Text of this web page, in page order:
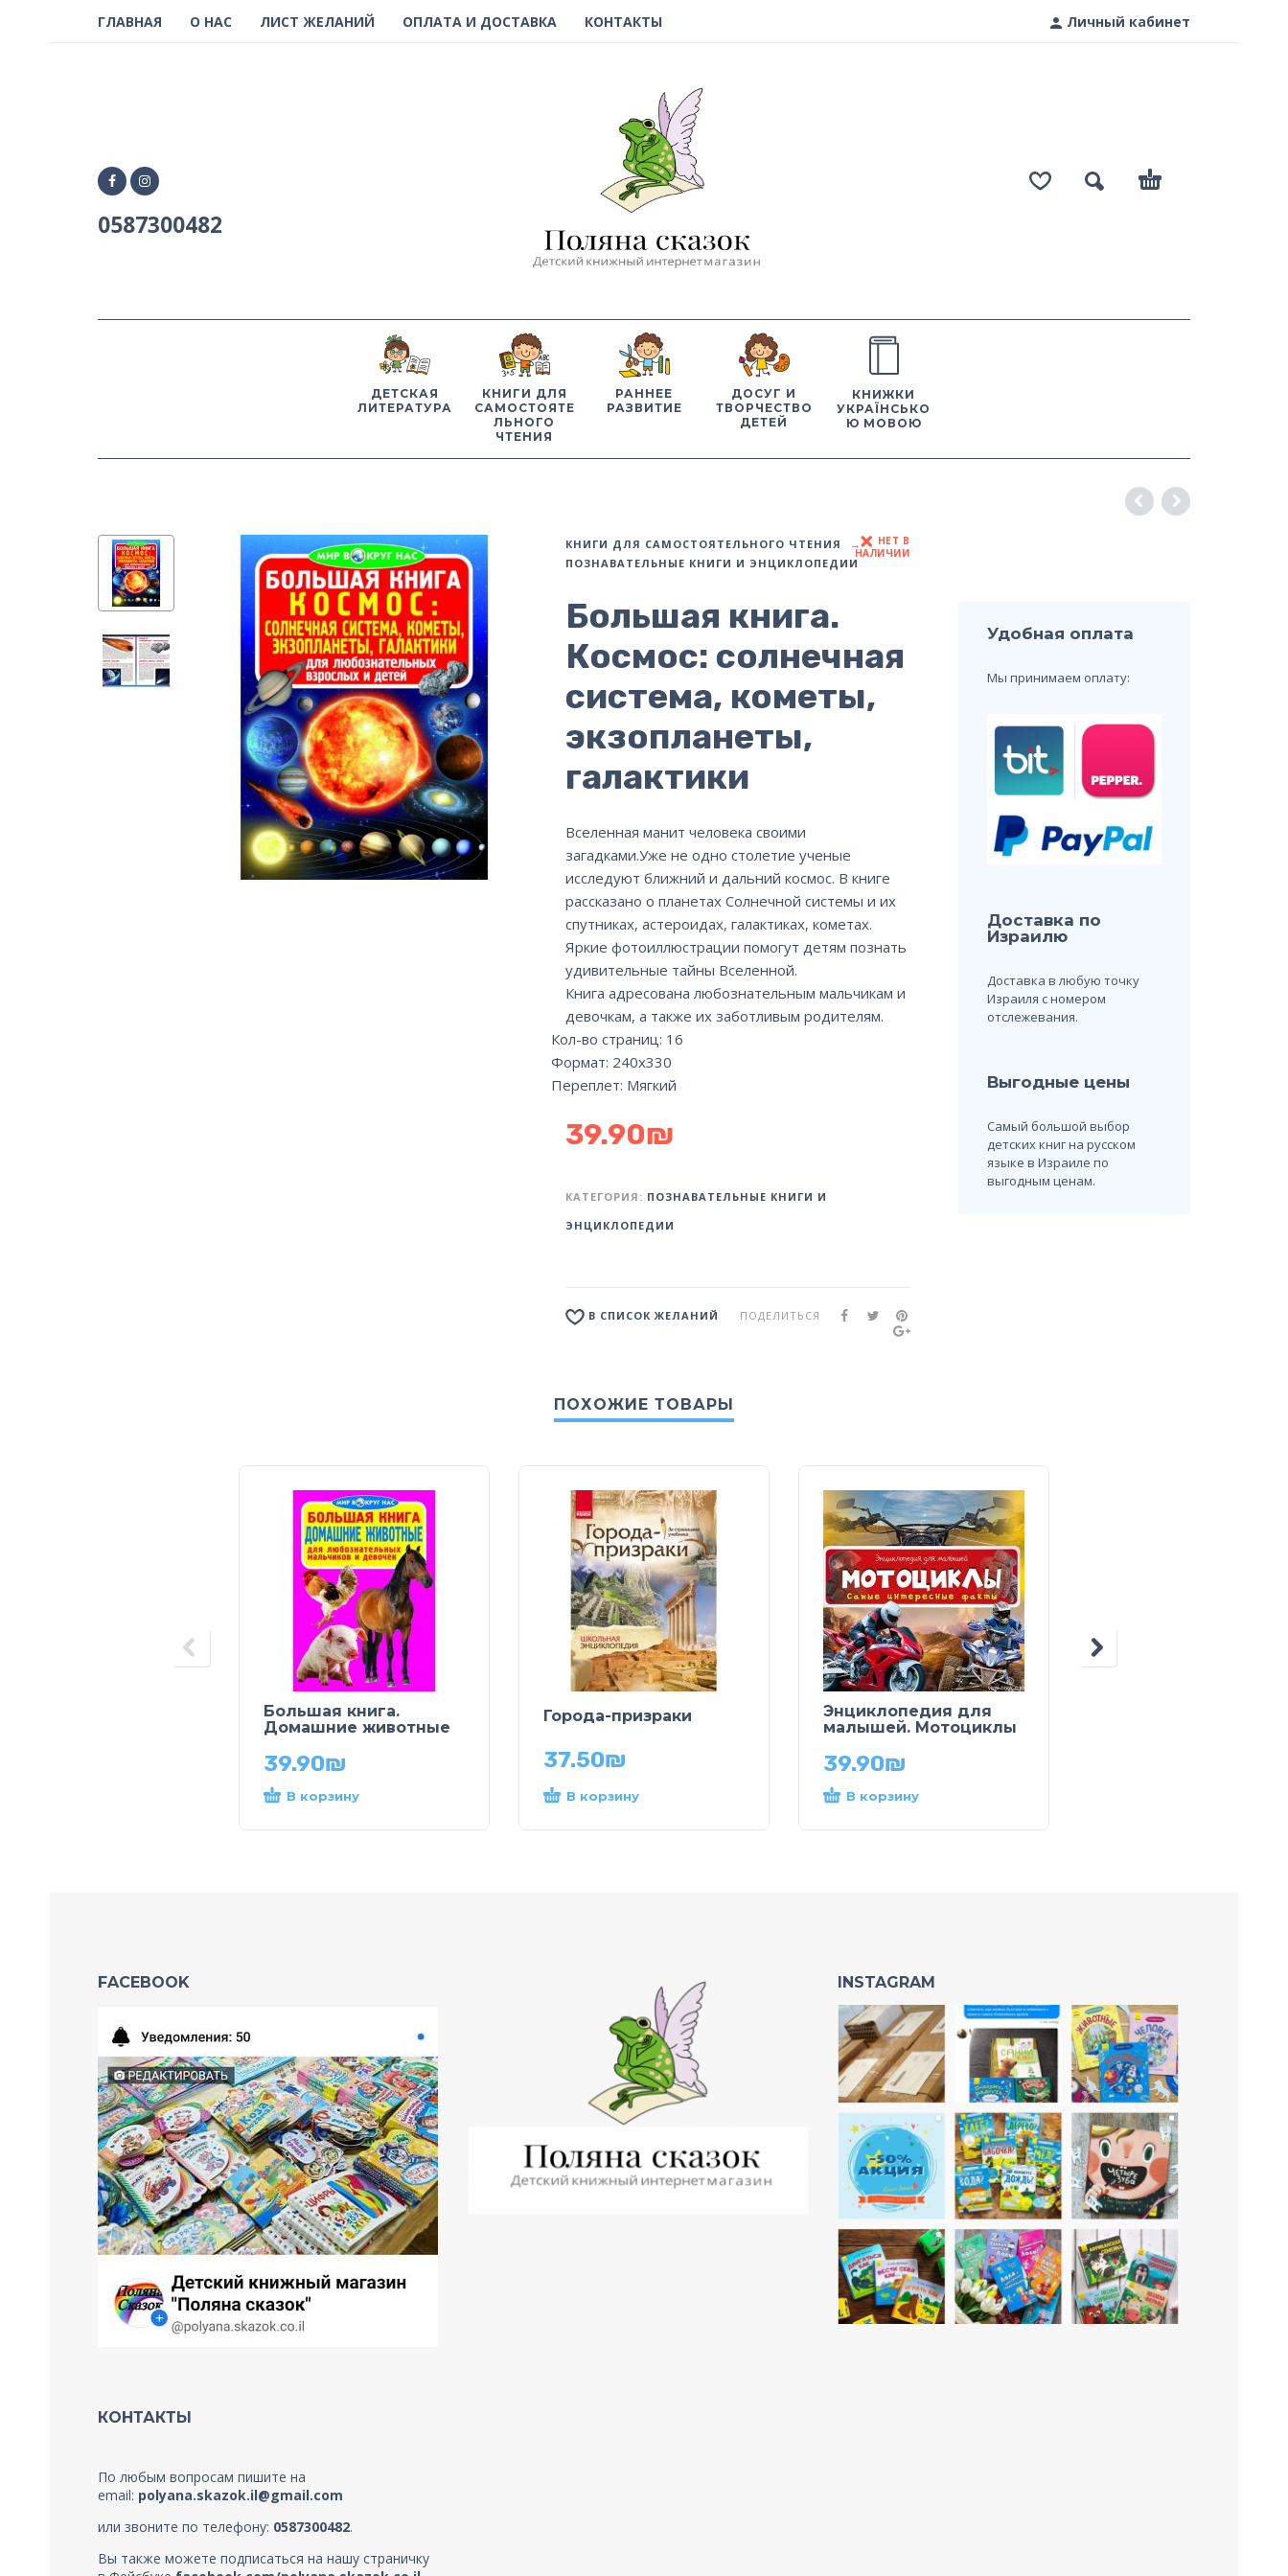
Личный кабинет
ГЛАВНАЯ О НАС ЛИСТ ЖЕЛАНИЙ ОПЛАТА И ДОСТАВКА КОНТАКТЫ
0587300482
ДЕТСКАЯ
ЛИТЕРАТУРА
КНИГИ ДЛЯ
САМОСТОЯТЕ
ЛЬНОГО
ЧТЕНИЯ
РАННЕЕ
РАЗВИТИЕ
ДОСУГ И
ТВОРЧЕСТВО
ДЕТЕЙ
КНИЖКИ
УКРАЇНСЬКО
Ю МОВОЮ
КНИГИ ДЛЯ САМОСТОЯТЕЛЬНОГО ЧТЕНИЯ
ПОЗНАВАТЕЛЬНЫЕ КНИГИ И ЭНЦИКЛОПЕДИИ
НЕТ В
НАЛИЧИИ
Большая книга.
Космос: солнечная
система, кометы,
экзопланеты,
галактики
Вселенная манит человека своими
загадками.Уже не одно столетие ученые
исследуют ближний и дальний космос. В книге
рассказано о планетах Солнечной системы и их
спутниках, астероидах, галактиках, кометах.
Яркие фотоиллюстрации помогут детям познать
удивительные тайны Вселенной.
Книга адресована любознательным мальчикам и
девочкам, а также их заботливым родителям.
Кол-во страниц: 16
Формат: 240х330
Переплет: Мягкий
39.90₪
КАТЕГОРИЯ: ПОЗНАВАТЕЛЬНЫЕ КНИГИ И
ЭНЦИКЛОПЕДИИ
В СПИСОК ЖЕЛАНИЙ ПОДЕЛИТЬСЯ
Удобная оплата
Мы принимаем оплату:
Доставка по
Израилю
Доставка в любую точку
Израиля с номером
отслежевания.
Выгодные цены
Самый большой выбор
детских книг на русском
языке в Израиле по
выгодным ценам.
ПОХОЖИЕ ТОВАРЫ
Большая книга.
Домашние животные
39.90₪
В корзину
Города-призраки
37.50₪
В корзину
Энциклопедия для
малышей. Мотоциклы
39.90₪
В корзину
FACEBOOK INSTAGRAM
КОНТАКТЫ
По любым вопросам пишите на
email: polyana.skazok.il@gmail.com
или звоните по телефону: 0587300482.
Вы также можете подписаться на нашу страничку